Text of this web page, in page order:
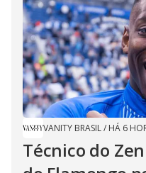
VANITY BRASIL/ HÁ 6
Técnico do